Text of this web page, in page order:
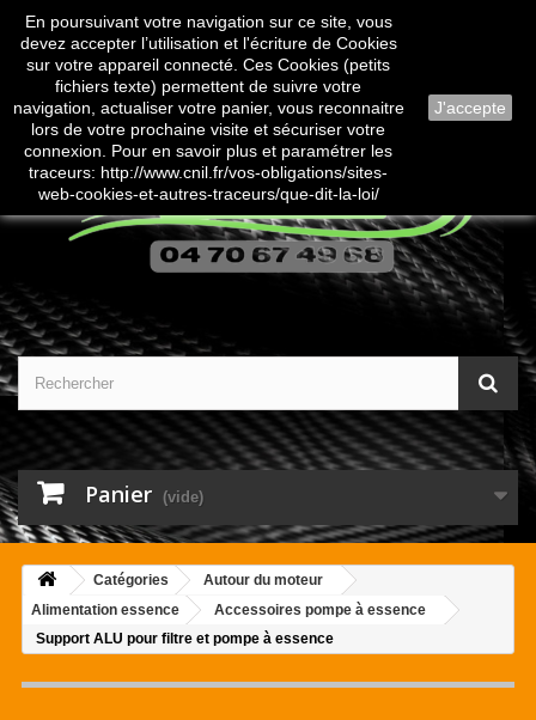
Contactez-nous
Panier (vide)
Catégories
Autour du moteur
Alimentation essence
Accessoires pompe à essence
Support ALU pour filtre et pompe à essence
En poursuivant votre navigation sur ce site, vous
devez accepter l’utilisation et l'écriture de Cookies
sur votre appareil connecté. Ces Cookies (petits
fichiers texte) permettent de suivre votre
navigation, actualiser votre panier, vous reconnaitre
lors de votre prochaine visite et sécuriser votre
connexion. Pour en savoir plus et paramétrer les
traceurs: http://www.cnil.fr/vos-obligations/sites-
web-cookies-et-autres-traceurs/que-dit-la-loi/
J'accepte